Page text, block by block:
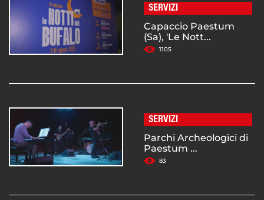
SERVIZI
Capaccio Paestum
(Sa), 'Le Nott...
1105
SERVIZI
Parchi Archeologici di
Paestum ...
83